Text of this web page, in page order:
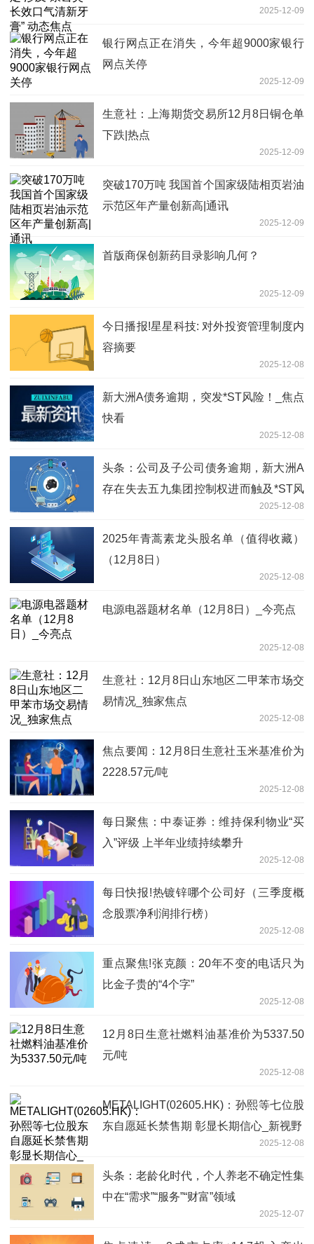
2025-12-09
银行网点正在消失，今年超9000家银行
网点关停
2025-12-09
生意社：上海期货交易所12月8日铜仓单
下跌|热点
2025-12-09
突破170万吨 我国首个国家级陆相页岩油
示范区年产量创新高|通讯
2025-12-09
首版商保创新药目录影响几何？
2025-12-09
今日播报!星星科技: 对外投资管理制度内
容摘要
2025-12-08
新大洲A债务逾期，突发*ST风险！_焦点
快看
2025-12-08
头条：公司及子公司债务逾期，新大洲A
存在失去五九集团控制权进而触及*ST风
2025-12-08
2025年青蒿素龙头股名单（值得收藏）
（12月8日）
2025-12-08
电源电器题材名单（12月8日）_今亮点
2025-12-08
生意社：12月8日山东地区二甲苯市场交
易情况_独家焦点
2025-12-08
焦点要闻：12月8日生意社玉米基准价为
2228.57元/吨
2025-12-08
每日聚焦：中泰证券：维持保利物业“买
入”评级 上半年业绩持续攀升
2025-12-08
每日快报!热镀锌哪个公司好（三季度概
念股票净利润排行榜）
2025-12-08
重点聚焦!张克颜：20年不变的电话只为
比金子贵的“4个字”
2025-12-08
12月8日生意社燃料油基准价为5337.50
元/吨
2025-12-08
METALIGHT(02605.HK)：孙熙等七位股
东自愿延长禁售期 彰显长期信心_新视野
2025-12-08
头条：老龄化时代，个人养老不确定性集
中在“需求”“服务”“财富”领域
2025-12-07